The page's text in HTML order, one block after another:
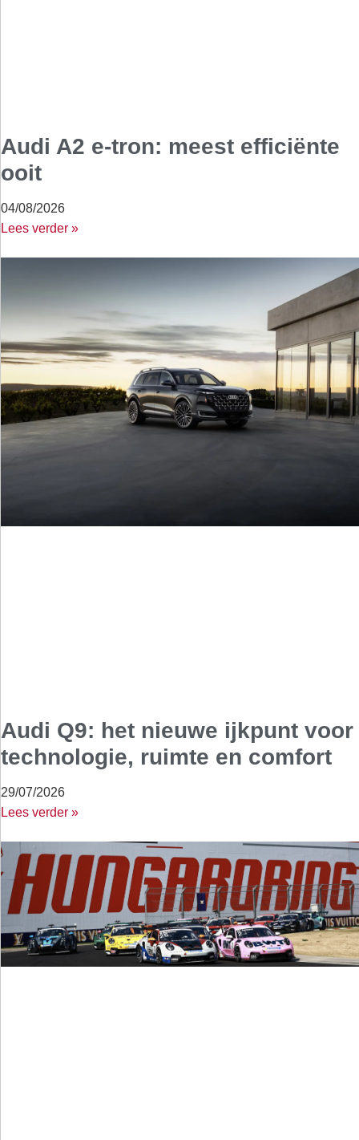
Audi A2 e-tron: meest efficiënte
ooit
04/08/2026
Lees verder »
Audi Q9: het nieuwe ijkpunt voor
technologie, ruimte en comfort
29/07/2026
Lees verder »